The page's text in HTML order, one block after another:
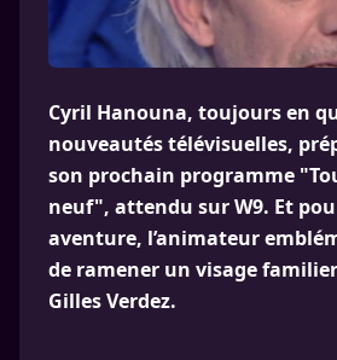
Cyril Hanouna, toujours en
nouveautés télévisuelles,
son prochain programme
neuf", attendu sur W9. Et
aventure, l’animateur
de ramener un visage
Gilles Verdez.